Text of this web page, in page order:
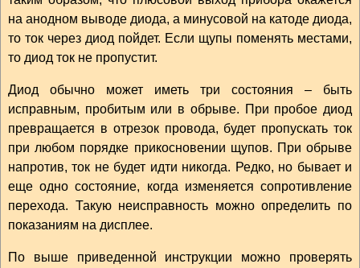
на анодном выводе диода, а минусовой на катоде диода,
то ток через диод пойдет. Если щупы поменять местами,
то диод ток не пропустит.
Диод обычно может иметь три состояния – быть
исправным, пробитым или в обрыве. При пробое диод
превращается в отрезок провода, будет пропускать ток
при любом порядке прикосновении щупов. При обрыве
напротив, ток не будет идти никогда. Редко, но бывает и
еще одно состояние, когда изменяется сопротивление
перехода. Такую неисправность можно определить по
показаниям на дисплее.
По выше приведенной инструкции можно проверять